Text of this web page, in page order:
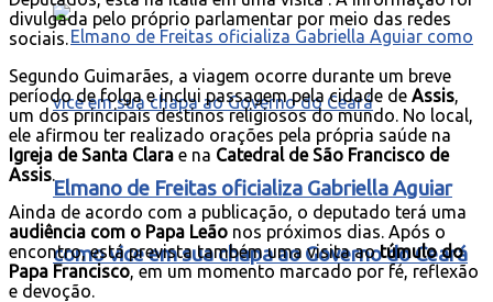
Elmano de Freitas oficializa Gabriella Aguiar
como vice em sua chapa ao Governo do Ceará
divulgada pelo próprio parlamentar por meio das redes
sociais.
Segundo Guimarães, a viagem ocorre durante um breve
período de folga e inclui passagem pela cidade de Assis,
um dos principais destinos religiosos do mundo. No local,
ele afirmou ter realizado orações pela própria saúde na
Igreja de Santa Clara e na Catedral de São Francisco de
Assis.
Ainda de acordo com a publicação, o deputado terá uma
audiência com o Papa Leão nos próximos dias. Após o
encontro, está prevista também uma visita aotúmulo do
Papa Francisco, em um momento marcado por fé, reflexão
e devoção.